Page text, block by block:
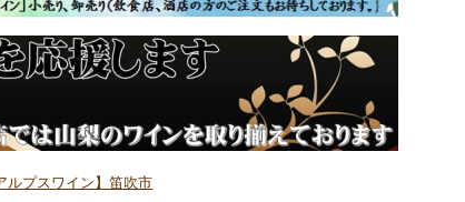
ルプスワイン】笛吹市